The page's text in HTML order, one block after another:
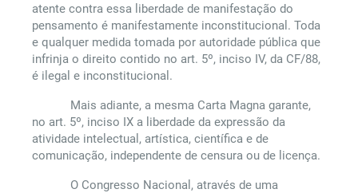
atente contra essa liberdade de manifestação do
pensamento é manifestamente inconstitucional. Toda
e qualquer medida tomada por autoridade pública que
infrinja o direito contido no art. 5º, inciso IV, da CF/88,
é ilegal e inconstitucional.
Mais adiante, a mesma Carta Magna garante,
no art. 5º, inciso IX a liberdade da expressão da
atividade intelectual, artística, científica e de
comunicação, independente de censura ou de licença.
O Congresso Nacional, através de uma